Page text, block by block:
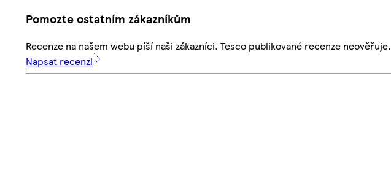
Pomozte ostatním zákazníkům
Recenze na našem webu píší naši zákazníci. Tesco publikované recenze neověřuje.
Napsat recenzi